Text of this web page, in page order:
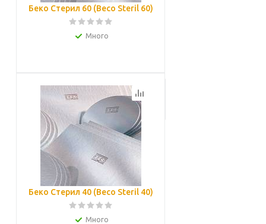
Беко Стерил 60 (Beco Steril 60)
Много
Подробнее
Беко Стерил 40 (Beco Steril 40)
Много